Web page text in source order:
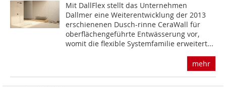
Mit DallFlex stellt das Unternehmen
Dallmer eine Weiterentwicklung der 2013
erschienenen Dusch-rinne CeraWall für
oberflächengeführte Entwässerung vor,
womit die flexible Systemfamilie erweitert...
mehr